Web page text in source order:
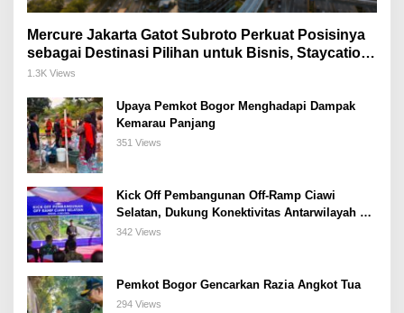
Mercure Jakarta Gatot Subroto Perkuat Posisinya
sebagai Destinasi Pilihan untuk Bisnis, Staycation,
Meeting, dan Kuliner di Jakarta Selatan
1.3K Views
Upaya Pemkot Bogor Menghadapi Dampak
Kemarau Panjang
351 Views
Kick Off Pembangunan Off-Ramp Ciawi
Selatan, Dukung Konektivitas Antarwilayah di
Bogor Selatan
342 Views
Pemkot Bogor Gencarkan Razia Angkot Tua
294 Views